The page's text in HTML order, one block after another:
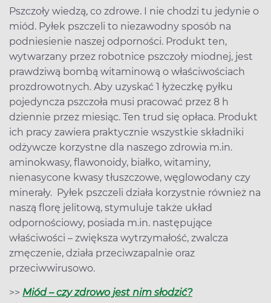
Pszczoły wiedzą, co zdrowe. I nie chodzi tu jedynie o
miód. Pyłek pszczeli to niezawodny sposób na
podniesienie naszej odporności. Produkt ten,
wytwarzany przez robotnice pszczoły miodnej, jest
prawdziwą bombą witaminową o właściwościach
prozdrowotnych. Aby uzyskać 1 łyżeczkę pyłku
pojedyncza pszczoła musi pracować przez 8 h
dziennie przez miesiąc. Ten trud się opłaca. Produkt
ich pracy zawiera praktycznie wszystkie składniki
odżywcze korzystne dla naszego zdrowia m.in.
aminokwasy, flawonoidy, białko, witaminy,
nienasycone kwasy tłuszczowe, węglowodany czy
minerały. Pyłek pszczeli działa korzystnie również na
naszą florę jelitową, stymuluje także układ
odpornościowy, posiada m.in. następujące
właściwości – zwiększa wytrzymałość, zwalcza
zmęczenie, działa przeciwzapalnie oraz
przeciwwirusowo.
>> Miód – czy zdrowo jest nim słodzić?